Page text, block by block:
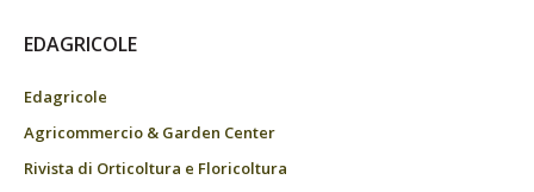
EDAGRICOLE
Edagricole
Agricommercio & Garden Center
Rivista di Orticoltura e Floricoltura